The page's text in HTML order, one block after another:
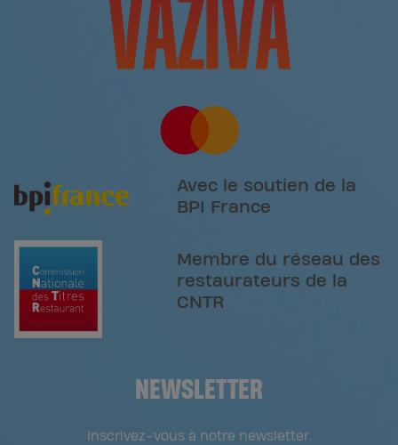
NEWSLETTER
Inscrivez-vous à notre newsletter.
Avec le soutien de la
BPI France
Membre du réseau des
restaurateurs de la
CNTR